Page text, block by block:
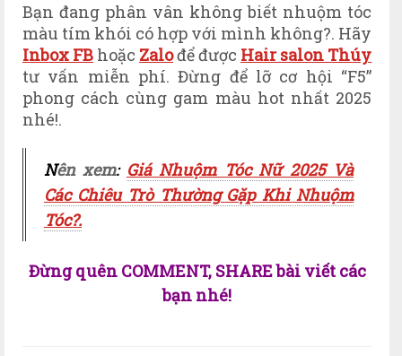
Bạn đang phân vân không biết nhuộm tóc
màu tím khói có hợp với mình không?. Hãy
Inbox FB hoặc Zalođể được Hair salon Thúy
tư vấn miễn phí. Đừng để lỡ cơ hội “F5”
phong cách cùng gam màu hot nhất 2025
nhé!.
Nên xem: Giá Nhuộm Tóc Nữ 2025 Và
Các Chiêu Trò Thường Gặp Khi Nhuộm
Tóc?.
Đừng quên COMMENT, SHARE bài viết các
bạn nhé!